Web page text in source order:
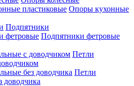
Опоры кухонные
Подпятники
Подпятники фетровые
Петли
Петли
доводчика